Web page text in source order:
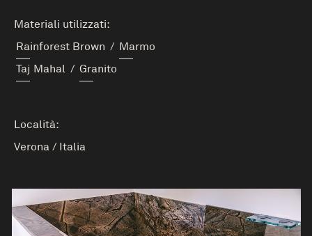
Materiali utilizzati:
Rainforest Brown / Marmo
Taj Mahal / Granito
Località:
Verona / Italia